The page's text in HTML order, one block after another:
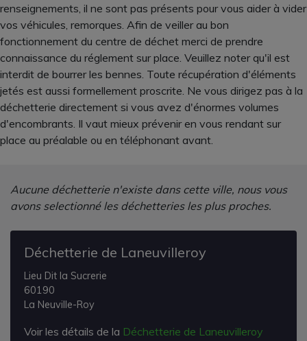
renseignements, il ne sont pas présents pour vous aider à vider
vos véhicules, remorques. Afin de veiller au bon
fonctionnement du centre de déchet merci de prendre
connaissance du réglement sur place. Veuillez noter qu'il est
interdit de bourrer les bennes. Toute récupération d'éléments
jetés est aussi formellement proscrite. Ne vous dirigez pas à la
déchetterie directement si vous avez d'énormes volumes
d'encombrants. Il vaut mieux prévenir en vous rendant sur
place au préalable ou en téléphonant avant.
Aucune déchetterie n'existe dans cette ville, nous vous
avons selectionné les déchetteries les plus proches.
Déchetterie de Laneuvilleroy
Lieu Dit la Sucrerie
60190
La Neuville-Roy
Voir les détails de la Déchetterie de Laneuvilleroy